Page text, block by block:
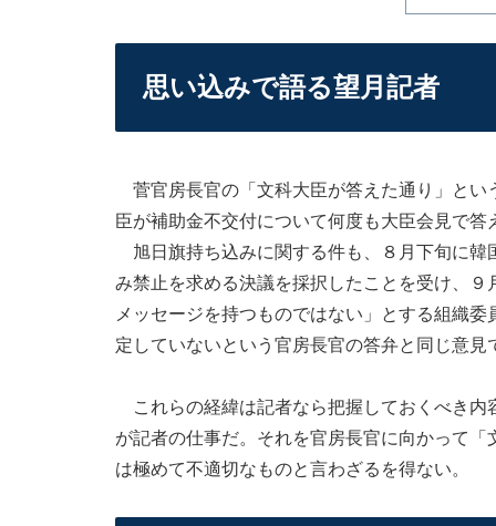
思い込みで語る望月記者
菅官房長官の「文科大臣が答えた通り」とい
臣が補助金不交付について何度も大臣会見で答
旭日旗持ち込みに関する件も、８月下旬に韓
み禁止を求める決議を採択したことを受け、
メッセージを持つものではない」とする組織
定していないという官房長官の答弁と同じ意見
これらの経緯は記者なら把握しておくべき内
が記者の仕事だ。それを官房長官に向かって
は極めて不適切なものと言わざるを得ない。